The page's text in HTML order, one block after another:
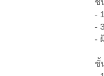
ชั้
-
-
-
ชั้